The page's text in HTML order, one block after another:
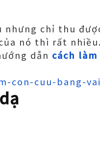
chỉ thu
nó thì rất
dẫn cách làm
con-cuu-bang-